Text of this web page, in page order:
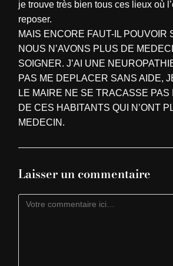
je trouve très bien tous ces lieux où
reposer.
MAIS ENCORE FAUT-IL POUVOIR
NOUS N’AVONS PLUS DE
SOIGNER. J’AI UNE
PAS ME DEPLACER SANS AIDE,
LE MAIRE NE SE TRACASSE PAS
DE CES HABITANTS QUI N’ONT
MEDECIN.
Laisser un commentaire